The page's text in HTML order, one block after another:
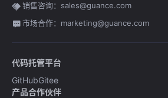
销售咨询：sales@guance.com
市场合作：marketing@guance.com
代码托管平台
GitHubGitee
产品合作伙伴